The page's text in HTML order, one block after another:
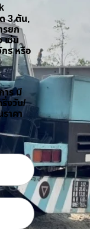
3 ตัน,
รยก
เช่น
ร หรือ
าร มี
งวัน/
าคา